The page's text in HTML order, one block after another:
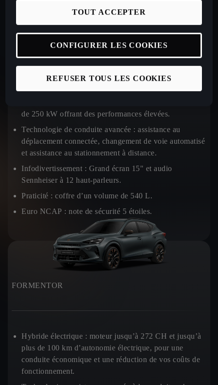
Design saisissant :phares LED matrix, console centrale
et aérateurs au design épuré.
Autonomie électrique: jusqu’à 552 km avec une
de 250 kW offrant des performances élevées.
Technologie de conduite avancée : assistance au
déplacement connectée, changement de voie automatisé
et assistance au stationnement à distance.
Infodivertissement : Grand écran 15" et audio
Sennheiser à 12 haut-parleurs.
Praticité : coffre d’un volume de 540 L.
Euro NCAP : note de sécurité 5 étoiles.
FORMENTOR
Hybride électrique : moteur jusqu’à 272 CH et jusqu’à
plus de 100 km d’autonomie électrique, pour une
conduite économique et une réduction de vos coûts de
fonctionnement.
REFUSER TOUS LES COOKIES
TOUT ACCEPTER
CONFIGURER LES COOKIES